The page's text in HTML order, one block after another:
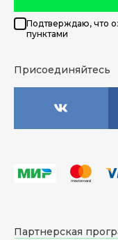
Подтверждаю, что
пунктами
Присоединяйтесь
Партнерская